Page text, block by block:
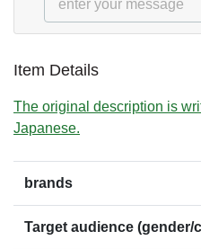
Item Details
The original description is
Japanese.
brands
Target audience (gender/